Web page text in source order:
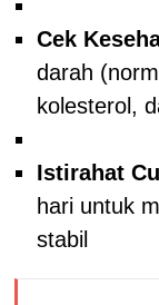
Cek
darah
kolesterol,
Istirahat
hari untuk
stabil